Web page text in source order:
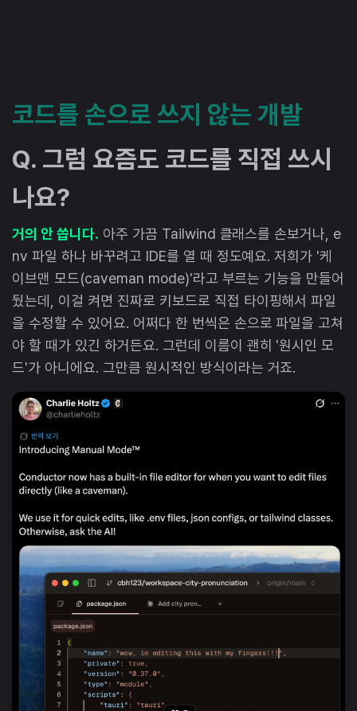
코드를 손으로 쓰지 않는 개발
Q. 그럼 요즘도 코드를 직접 쓰시
나요?
거의 안 씁니다. 아주 가끔 Tailwind 클래스를 손보거나, e
nv 파일 하나 바꾸려고 IDE를 열 때 정도예요. 저희가 '케
이브맨 모드(caveman mode)'라고 부르는 기능을 만들어
뒀는데, 이걸 켜면 진짜로 키보드로 직접 타이핑해서 파일
을 수정할 수 있어요. 어쩌다 한 번씩은 손으로 파일을 고쳐
야 할 때가 있긴 하거든요. 그런데 이름이 괜히 '원시인 모
드'가 아니에요. 그만큼 원시적인 방식이라는 거죠.